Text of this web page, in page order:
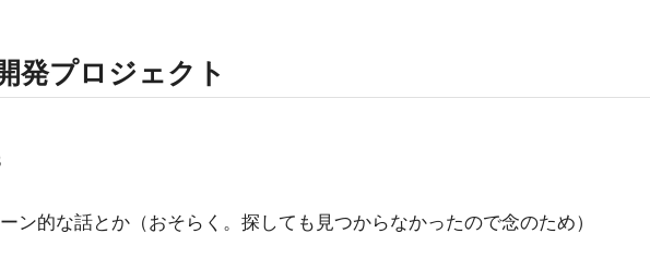
発プロジェクト
ン的な話とか（おそらく。探しても見つからなかったので念のため）